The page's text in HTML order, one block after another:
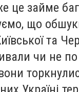
займе
що
та
чи не по